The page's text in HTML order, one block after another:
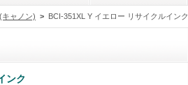
キャノン) > BCI-351XL Y イエロー リサイクルインク
ンク